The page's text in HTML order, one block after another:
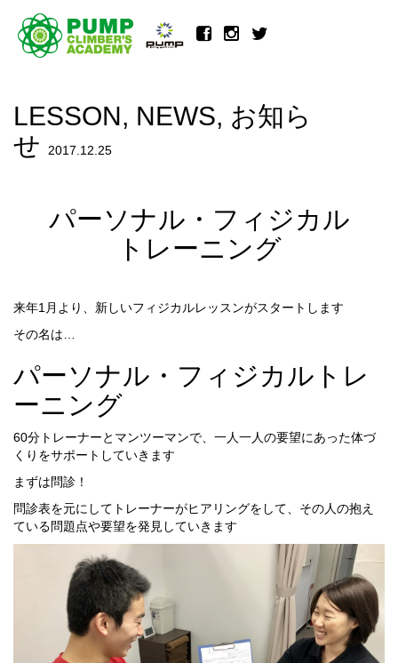
LESSON, NEWS, お知ら
せ
2017.12.25
パーソナル・フィジカル
トレーニング
来年1月より、新しいフィジカルレッスンがスタートします
その名は…
パーソナル・フィジカルトレ
ーニング
60分トレーナーとマンツーマンで、一人一人の要望にあった体づ
くりをサポートしていきます
まずは問診！
問診表を元にしてトレーナーがヒアリングをして、その人の抱え
ている問題点や要望を発見していきます